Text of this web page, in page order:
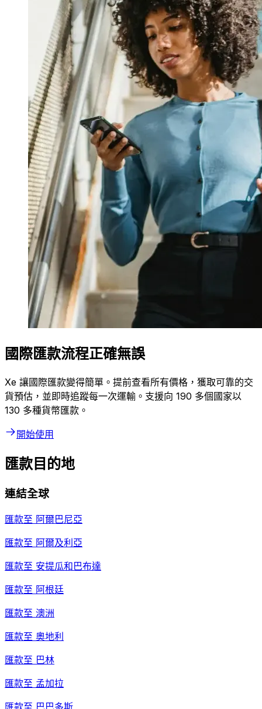
國際匯款流程正確無誤
Xe 讓國際匯款變得簡單。提前查看所有價格，獲取可靠的交
貨預估，並即時追蹤每一次運輸。支援向 190 多個國家以
130 多種貨幣匯款。
開始使用
匯款目的地
連結全球
匯款至 阿爾巴尼亞
匯款至 阿爾及利亞
匯款至 安提瓜和巴布達
匯款至 阿根廷
匯款至 澳洲
匯款至 奧地利
匯款至 巴林
匯款至 孟加拉
匯款至 巴巴多斯